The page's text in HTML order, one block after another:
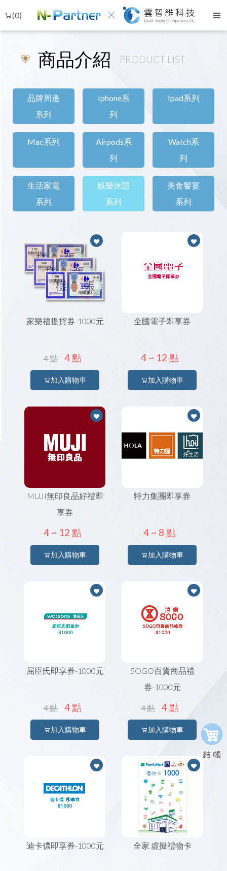
(0)
Menu
點數辦法說明
NC Ponit 點數辦法
活動快訊
最新消息
品牌周邊系列
Iphone系列
Ipad系列
Airpods系列
Watch系列
生活家電系列
一般常見問題
購物流程
會員需知
售後服務
隱私權保護
免責聲明
Language
中文
商品介紹 PRODUCT LIST
品牌周邊
系列
Iphone系
列
Ipad系列
Mac系列
Airpods系
列
Watch系
列
生活家電
系列
娛樂休憩
系列
美食饗宴
系列
家樂福提貨券-1000元
4 點 4 點
加入購物車
全國電子即享券
4 ~ 12 點
加入購物車
MUJI無印良品好禮即
享券
4 ~ 12 點
加入購物車
特力集團即享券
4 ~ 8 點
加入購物車
屈臣氏即享券-1000元
4 點 4 點
加入購物車
SOGO百貨商品禮
券-1000元
4 點 4 點
加入購物車
迪卡儂即享券-1000元 全家 虛擬禮物卡